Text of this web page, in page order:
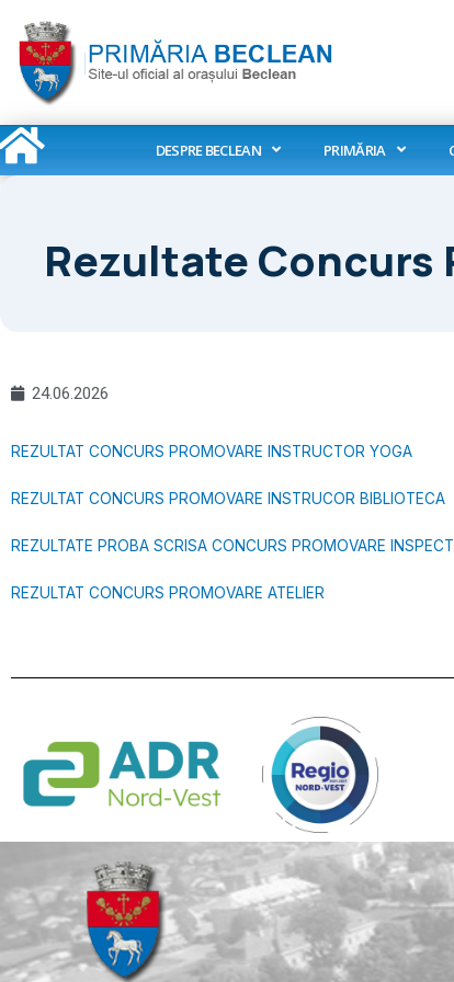
content
DESPRE BECLEAN PRIMĂRIA
Rezultate Concurs
24.06.2026
REZULTAT CONCURS PROMOVARE INSTRUCTOR YOGA
REZULTAT CONCURS PROMOVARE INSTRUCOR BIBLIOTECA
REZULTATE PROBA SCRISA CONCURS PROMOVARE
REZULTAT CONCURS PROMOVARE ATELIER